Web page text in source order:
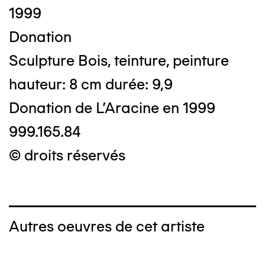
1999
Donation
Sculpture Bois, teinture, peinture
hauteur: 8 cm durée: 9,9
Donation de L'Aracine en 1999
999.165.84
© droits réservés
Autres oeuvres de cet artiste